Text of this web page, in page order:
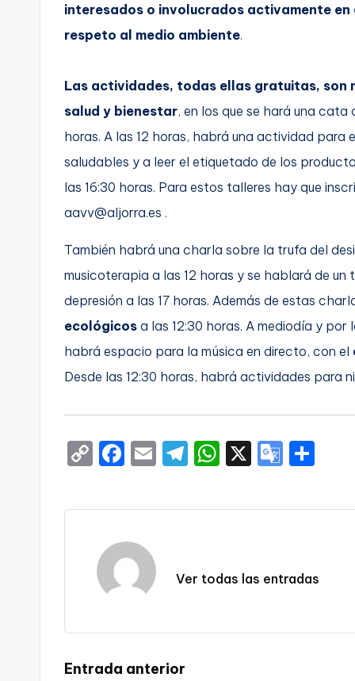
interesados o involucrados activamente
respeto al medio ambiente.
Las actividades, todas ellas gratuitas, son
salud y bienestar, en los que se hará una cata
horas. A las 12 horas, habrá una actividad
saludables y a leer el etiquetado de los
las 16:30 horas. Para estos talleres hay que
aavv@aljorra.es .
También habrá una charla sobre la trufa del
musicoterapia a las 12 horas y se hablará de
depresión a las 17 horas. Además de estas
ecológicos a las 12:30 horas. A mediodía y por
habrá espacio para la música en directo, con el
Desde las 12:30 horas, habrá actividades
C
p
Li
n
F
c
b
o
k
E
ai
T
e
m
W
a
p
X
G
o
Tr
n
ar
Ver todas las entradas
Entrada anterior